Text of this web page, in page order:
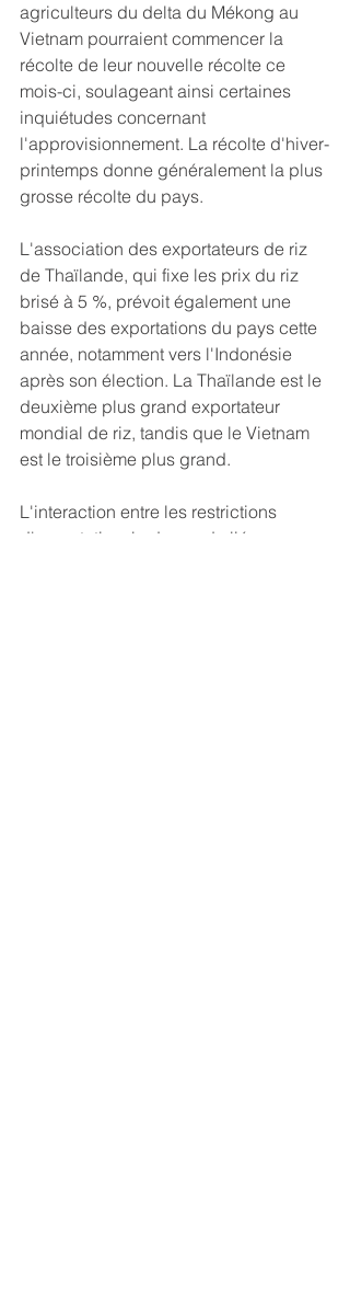
agriculteurs du delta du Mékong au
Vietnam pourraient commencer la
récolte de leur nouvelle récolte ce
mois-ci, soulageant ainsi certaines
inquiétudes concernant
l'approvisionnement. La récolte d'hiver-
printemps donne généralement la plus
grosse récolte du pays.
L'association des exportateurs de riz
de Thaïlande, qui fixe les prix du riz
brisé à 5 %, prévoit également une
baisse des exportations du pays cette
année, notamment vers l'Indonésie
après son élection. La Thaïlande est le
deuxième plus grand exportateur
mondial de riz, tandis que le Vietnam
est le troisième plus grand.
L'interaction entre les restrictions
d'exportation, la demande liée aux